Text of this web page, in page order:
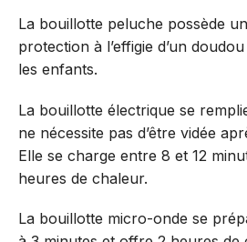
La bouillotte peluche possède
protection à l’effigie d’un
les enfants.
La bouillotte électrique se
ne nécessite pas d’être vidée
Elle se charge entre 8 et 12
heures de chaleur.
La bouillotte micro-onde se